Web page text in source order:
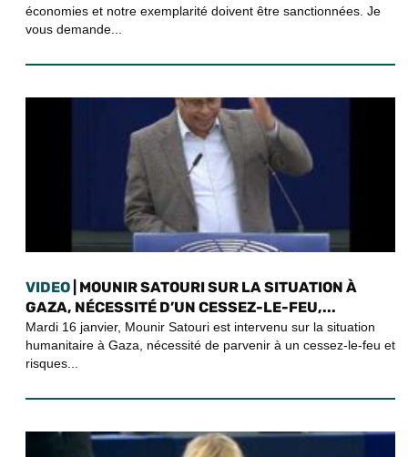
économies et notre exemplarité doivent être sanctionnées. Je
vous demande...
VIDEO | MOUNIR SATOURI SUR LA SITUATION À
GAZA, NÉCESSITÉ D’UN CESSEZ-LE-FEU,...
Mardi 16 janvier, Mounir Satouri est intervenu sur la situation
humanitaire à Gaza, nécessité de parvenir à un cessez-le-feu et
risques...